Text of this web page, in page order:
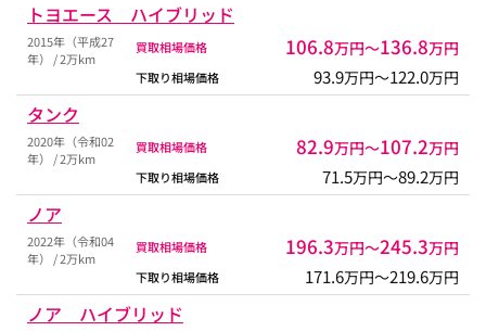
トヨエース ハイブリッド
2015年（平成27
年） / 2万km
買取相場価格 106.8万円〜136.8万円
下取り相場価格 93.9万円〜122.0万円
タンク
2020年（令和02
年） / 2万km
買取相場価格 82.9万円〜107.2万円
下取り相場価格 71.5万円〜89.2万円
ノア
2022年（令和04
年） / 2万km
買取相場価格 196.3万円〜245.3万円
下取り相場価格 171.6万円〜219.6万円
ノア ハイブリッド